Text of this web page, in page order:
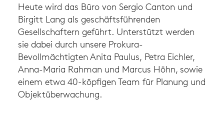
Heute wird das Büro von Sergio Canton und
Birgitt Lang als geschäftsführenden
Gesellschaftern geführt. Unterstützt werden
sie dabei durch unsere Prokura-
Bevollmächtigten Anita Paulus, Petra Eichler,
Anna-Maria Rahman und Marcus Höhn, sowie
einem etwa 40-köpfigen Team für Planung und
Objektüberwachung.